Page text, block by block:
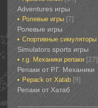
Adventures игры
Ролевые игры‎ [7]
Ролевые игры‎‎‎‎‎‎
Спортивные‎ симуляторы
Simulators sports игры
r.g. Механики репаки [27]
Репаки от Р.Г. Механики
Рepack от Xatab [9]
Репаки от Хатаб